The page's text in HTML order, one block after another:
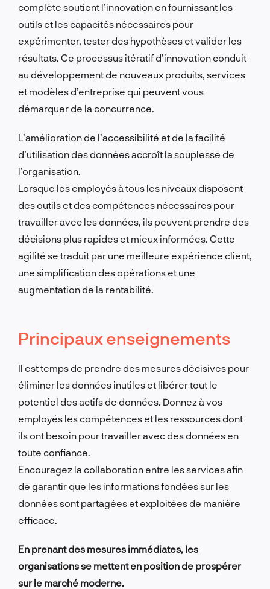
complète soutient l’innovation en fournissant les
outils et les capacités nécessaires pour
expérimenter, tester des hypothèses et valider les
résultats. Ce processus itératif d’innovation conduit
au développement de nouveaux produits, services
et modèles d’entreprise qui peuvent vous
démarquer de la concurrence.
L’amélioration de l’accessibilité et de la facilité
d’utilisation des données accroît la souplesse de
l’organisation.
Lorsque les employés à tous les niveaux disposent
des outils et des compétences nécessaires pour
travailler avec les données, ils peuvent prendre des
décisions plus rapides et mieux informées. Cette
agilité se traduit par une meilleure expérience client,
une simplification des opérations et une
augmentation de la rentabilité.
Principaux enseignements
Il est temps de prendre des mesures décisives pour
éliminer les données inutiles et libérer tout le
potentiel des actifs de données. Donnez à vos
employés les compétences et les ressources dont
ils ont besoin pour travailler avec des données en
toute confiance.
Encouragez la collaboration entre les services afin
de garantir que les informations fondées sur les
données sont partagées et exploitées de manière
efficace.
En prenant des mesures immédiates, les
organisations se mettent en position de prospérer
sur le marché moderne.